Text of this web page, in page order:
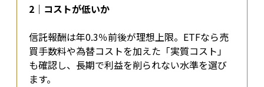
2｜コストが低いか
信託報酬は年0.3％前後が理想上限。ETFなら売
買手数料や為替コストを加えた「実質コスト」
も確認し、長期で利益を削られない水準を選び
ます。